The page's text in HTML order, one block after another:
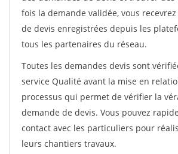
fois la demande validée, vous
de devis enregistrées depuis les
tous les partenaires du réseau.
Toutes les demandes devis sont
service Qualité avant la mise en
processus qui permet de vérifier la
demande de devis. Vous pouvez
contact avec les particuliers pour
leurs chantiers travaux.